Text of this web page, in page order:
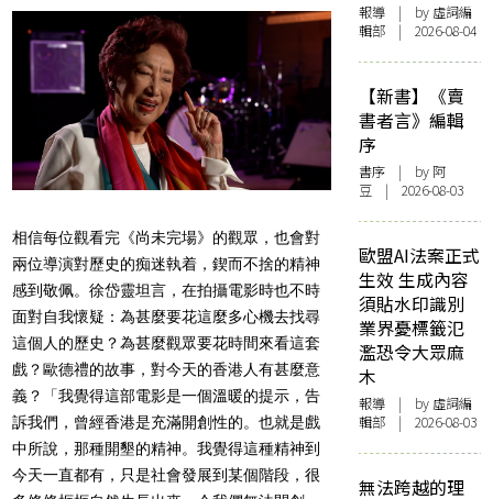
相信每位觀看完《尚未完場》的觀眾，也會對
兩位導演對歷史的痴迷執着，鍥而不捨的精神
感到敬佩。徐岱靈坦言，在拍攝電影時也不時
面對自我懷疑：為甚麼要花這麼多心機去找尋
這個人的歷史？為甚麼觀眾要花時間來看這套
戲？歐德禮的故事，對今天的香港人有甚麼意
義？「我覺得這部電影是一個溫暖的提示，告
訴我們，曾經香港是充滿開創性的。也就是戲
中所說，那種開墾的精神。我覺得這種精神到
今天一直都有，只是社會發展到某個階段，很
報導 | by 虛詞編
輯部 | 2026-08-04
【新書】《賣
書者言》編輯
序
書序 | by 阿
豆 | 2026-08-03
歐盟AI法案正式
生效 生成內容
須貼水印識別
業界憂標籤氾
濫恐令大眾麻
木
報導 | by 虛詞編
輯部 | 2026-08-03
無法跨越的理